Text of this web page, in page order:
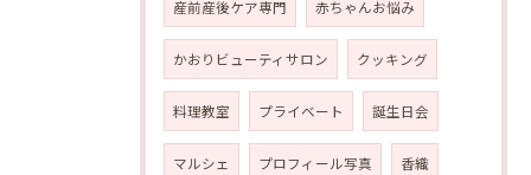
産前産後ケア専門 赤ちゃんお悩み
かおりビューティサロン クッキング
料理教室 プライベート 誕生日会
マルシェ プロフィール写真 香織